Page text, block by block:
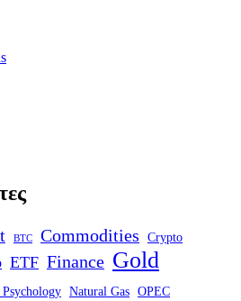
BTC Commodities
Crypto
ETF Finance Gold
Natural Gas OPEC